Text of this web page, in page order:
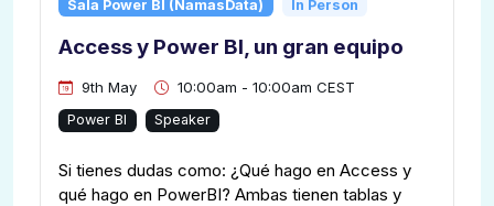
Sala Power BI (NamasData) In Person
Access y Power BI, un gran equipo
9th May 10:00am - 10:00am CEST
Power BI Speaker
Si tienes dudas como: ¿Qué hago en Access y
qué hago en PowerBI? Ambas tienen tablas y